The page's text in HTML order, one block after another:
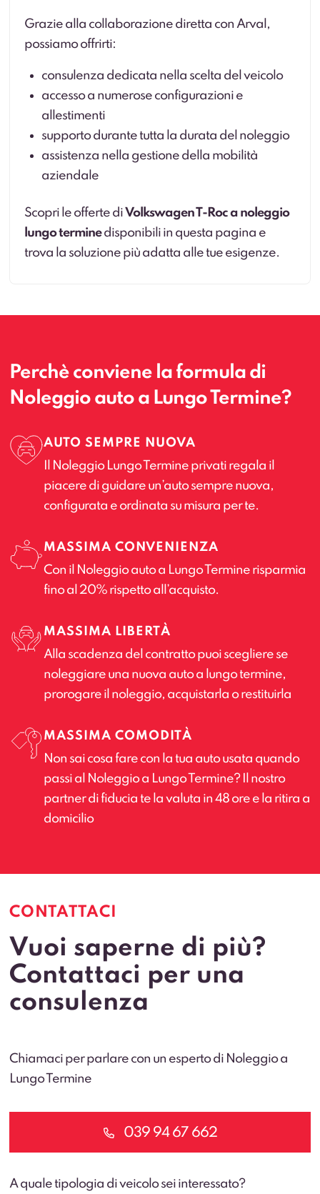
Grazie alla collaborazione diretta con Arval,
possiamo offrirti:
consulenza dedicata nella scelta del veicolo
accesso a numerose configurazioni e
allestimenti
supporto durante tutta la durata del noleggio
assistenza nella gestione della mobilità
aziendale
Scopri le offerte diVolkswagen T-Roc a noleggio
lungo terminedisponibili in questa pagina e
trova la soluzione più adatta alle tue esigenze.
Perchè conviene la formula di
Noleggio auto a Lungo Termine?
AUTO SEMPRE NUOVA
Il Noleggio Lungo Termine privati regala il
piacere di guidare un’auto sempre nuova,
configurata e ordinata su misura per te.
MASSIMA CONVENIENZA
Con il Noleggio auto a Lungo Termine risparmia
fino al 20% rispetto all’acquisto.
MASSIMA LIBERTÀ
Alla scadenza del contratto puoi scegliere se
noleggiare una nuova auto a lungo termine,
prorogare il noleggio, acquistarla o restituirla
MASSIMA COMODITÀ
Non sai cosa fare con la tua auto usata quando
passi al Noleggio a Lungo Termine? Il nostro
partner di fiducia te la valuta in 48 ore e la ritira a
domicilio
CONTATTACI
Vuoi saperne di più?
Contattaci per una
consulenza
Chiamaci per parlare con un esperto di Noleggio a
Lungo Termine
039 94 67 662
A quale tipologia di veicolo sei interessato?